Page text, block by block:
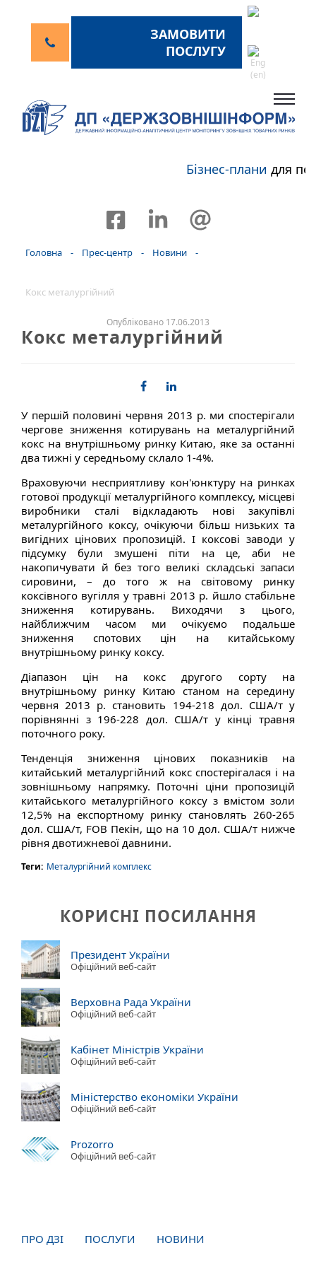
ЗАМОВИТИ
ПОСЛУГУ
Бізнес-планидля
Головна - Прес-центр - Новини -
Кокс металургійний
Опубліковано 17.06.2013
Кокс металургійний
У першій половині червня 2013 р. ми спостерігали
чергове зниження котирувань на металургійний
кокс навнутрішньому ринку Китаю, якеза останні
два тижні у середньому склало 1-4%.
Враховуючи несприятливу кон'юнктуру на ринках
готової продукції металургійного комплексу, місцеві
виробники сталі відкладають нові закупівлі
металургійного коксу,очікуючи більш низьких та
вигідних цінових пропозицій. І коксові заводи у
підсумку
були змушені піти на це, аби не
накопичувати й без тоговеликі складські запаси
сировини, – до того ж на світовому ринку
коксівного вугілля у травні 2013 р. йшло стабільне
зниження
котирувань. Виходячи з цього,
найближчим
часом ми очікуємо
подальше
зниження
спотовихцін на
китайському
внутрішньому ринку коксу.
Діапазон цін на кокс другого сорту на
внутрішньому ринку Китаю станом на середину
червня 2013 р. становить 194-218 дол. США/т у
порівнянні з 196-228 дол. США/т у кінці травня
поточного року.
Тенденція зниження цінових показників на
китайський металургійний кокс спостерігалася і на
зовнішньому напрямку. Поточні ціни пропозицій
китайського металургійного коксу з вмістом золи
12,5% на експортному ринку становлять 260-265
дол. США/т, FOB Пекін, що на 10 дол. США/т нижче
рівня двотижневої давнини.
Теги: Металургійний комплекс
КОРИСНІ ПОСИЛАННЯ
Президент України
Офіційний веб-сайт
Верховна Рада України
Офіційний веб-сайт
Кабінет Міністрів України
Офіційний веб-сайт
Міністерство економіки України
Офіційний веб-сайт
Prozorro
Офіційний веб-сайт
ПРО ДЗІ ПОСЛУГИ НОВИНИ